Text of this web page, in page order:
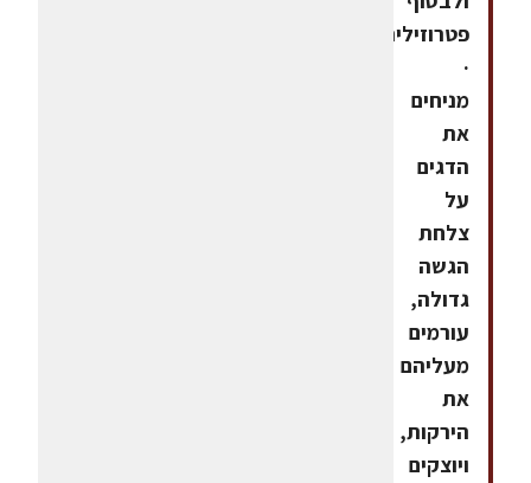
פטרוזיליה.
·
מניחים
את
הדגים
על
צלחת
הגשה
גדולה,
עורמים
מעליהם
את
הירקות,
ויוצקים